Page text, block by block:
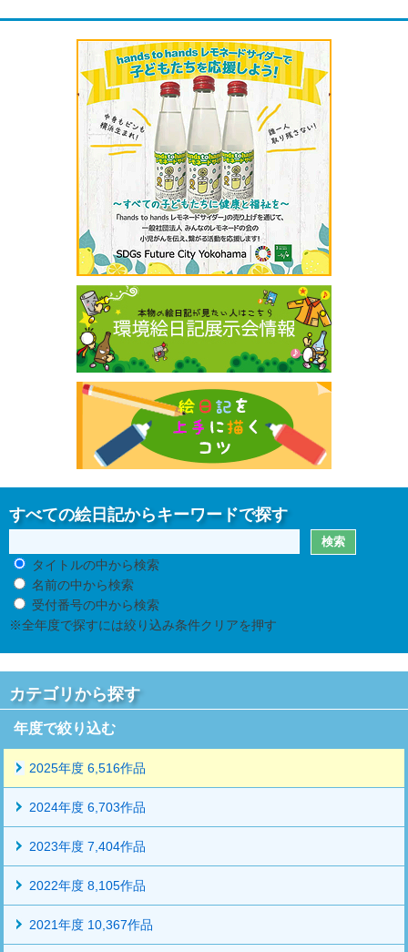
すべての絵日記からキーワードで探す
タイトルの中から検索
名前の中から検索
受付番号の中から検索
※全年度で探すには絞り込み条件クリアを押す
カテゴリから探す
年度で絞り込む
2025年度 6,516作品
2024年度 6,703作品
2023年度 7,404作品
2022年度 8,105作品
2021年度 10,367作品